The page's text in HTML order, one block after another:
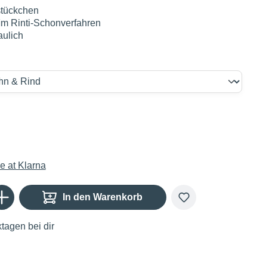
Rinti-Schonverfahren
den gewünschten Wert ein oder benutze die Schaltflächen um die Anzahl zu
In den Warenkorb
bei dir